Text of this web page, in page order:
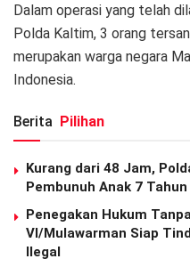
Dalam operasi yang telah
Polda Kaltim, 3 orang
merupakan warga negara
Indonesia.
Berita Pilihan
Kurang dari 48 Jam,
Pembunuh Anak 7
Penegakan Hukum
VI/Mulawarman Siap
Ilegal